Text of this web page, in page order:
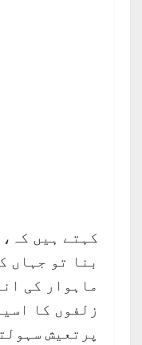
کہتے ہیں
بنا تو جہاں
ماہوار کی
زلفوں کا
پرتعیش